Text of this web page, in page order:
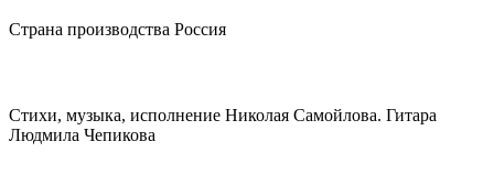
Страна производства Россия
Стихи, музыка, исполнение Николая Самойлова. Гитара
Людмила Чепикова